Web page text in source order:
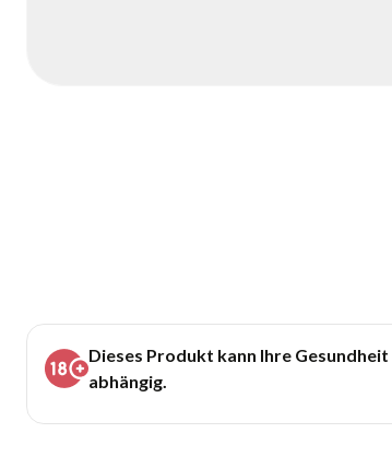
Dieses Produkt kann Ihre
abhängig.